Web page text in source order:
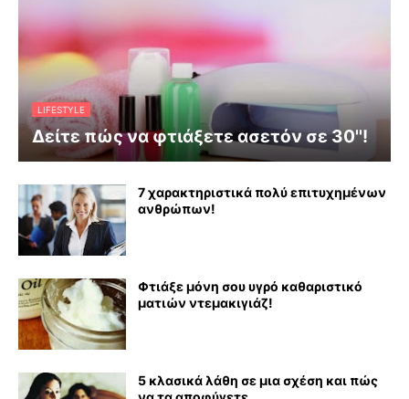
LIFESTYLE
Δείτε πώς να φτιάξετε ασετόν σε 30''!
7 χαρακτηριστικά πολύ επιτυχημένων
ανθρώπων!
Φτιάξε μόνη σου υγρό καθαριστικό
ματιών ντεμακιγιάζ!
5 κλασικά λάθη σε μια σχέση και πώς